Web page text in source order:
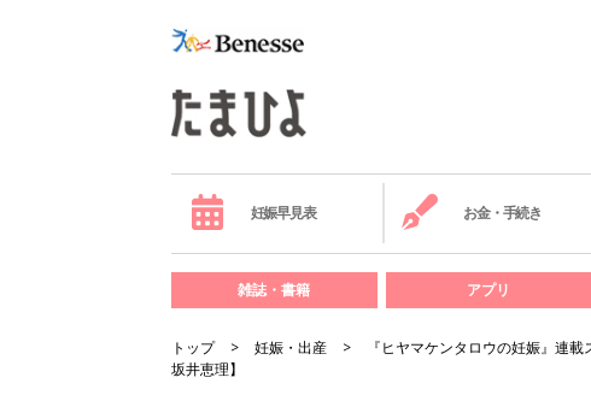
妊娠早見表 お金・手続き
雑誌・書籍 アプリ
トップ 妊娠・出産
『ヒヤマケンタロウの妊娠』連
坂井恵理】